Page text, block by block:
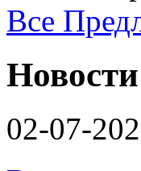
Все
Новости
02-07-